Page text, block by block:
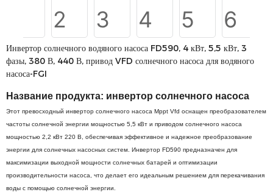
Инвертор солнечного водяного насоса FD590, 4 кВт, 5,5 кВт, 3
фазы, 380 В, 440 В, привод VFD солнечного насоса для водяного
насоса-FGI
Название продукта: инвертор солнечного насоса
Этот превосходный инвертор солнечного насоса Mppt Vfd оснащен преобразователем
частоты солнечной энергии мощностью 5,5 кВт и приводом солнечного насоса
мощностью 2,2 кВт 220 В, обеспечивая эффективное и надежное преобразование
энергии для солнечных насосных систем. Инвертор FD590 предназначен для
максимизации выходной мощности солнечных батарей и оптимизации
производительности насоса, что делает его идеальным решением для перекачивания
воды с помощью солнечной энергии.